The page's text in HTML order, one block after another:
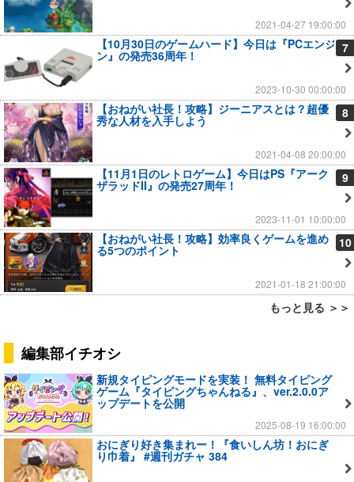
2021-04-27 19:00:00
7
【10月30日のゲームハード】今日は『PCエンジ
ン』の発売36周年！
2023-10-30 00:00:00
8
【おねがい社長！攻略】ジーニアスとは？超優
秀な人材を入手しよう
2021-04-08 20:00:00
9
【11月1日のレトロゲーム】今日はPS『アーク
ザラッドII』の発売27周年！
2023-11-01 10:00:00
10
【おねがい社長！攻略】効率良くゲームを進め
る5つのポイント
2021-01-18 21:00:00
もっと見る ＞＞
編集部イチオシ
新規タイピングモードを実装！ 無料タイピング
ゲーム『タイピングちゃんねる』、ver.2.0.0ア
ップデートを公開
2025-08-19 16:00:00
おにぎり好き集まれー！『食いしん坊！おにぎ
り巾着』 #週刊ガチャ 384